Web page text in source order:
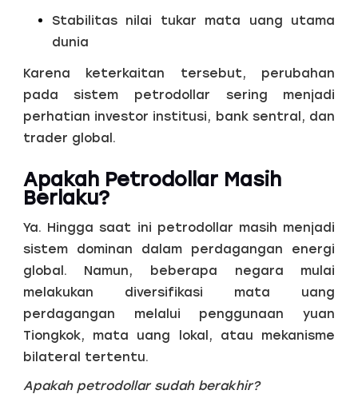
Stabilitas nilai tukar mata uang utama
dunia
Karena keterkaitan tersebut, perubahan
pada sistem petrodollar sering menjadi
perhatian investor institusi, bank sentral, dan
trader global.
Apakah Petrodollar Masih
Berlaku?
Ya. Hingga saat ini petrodollar masih menjadi
sistem dominan dalam perdagangan energi
global. Namun, beberapa negara mulai
melakukan diversifikasi mata uang
perdagangan melalui penggunaan yuan
Tiongkok, mata uang lokal, atau mekanisme
bilateral tertentu.
Apakah petrodollar sudah berakhir?